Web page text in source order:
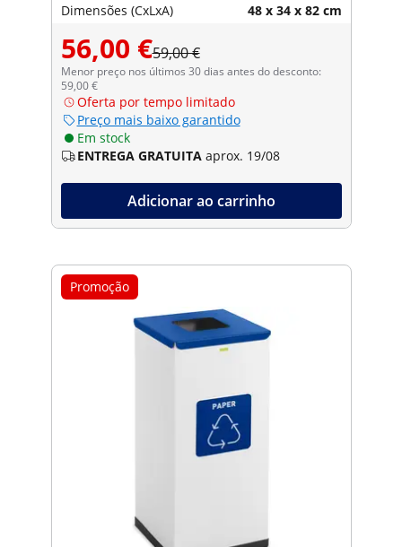
Dimensões (CxLxA) 48 x 34 x 82 cm
56,00 €59,00 €
Menor preço nos últimos 30 dias antes do desconto:
59,00 €
Oferta por tempo limitado
Preço mais baixo garantido
Em stock
ENTREGA GRATUITA aprox. 19/08
Adicionar ao carrinho
Promoção